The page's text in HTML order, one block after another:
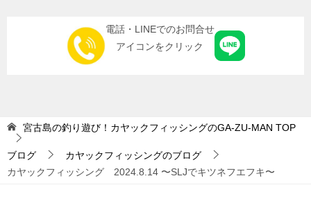
電話・LINEでのお問合せ
アイコンをクリック
宮古島の釣り遊び！カヤックフィッシングのGA-ZU-MAN TOP
ブログ
カヤックフィッシングのブログ
カヤックフィッシング 2024.8.14 〜SLJでキツネフエフキ〜